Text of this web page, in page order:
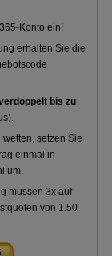
Konto ein!
erhalten Sie die
bis zu
setzen Sie
einmal in
um.
müssen 3x auf
von 1.50